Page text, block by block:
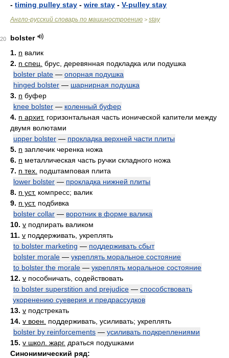
- timing pulley stay - wire stay - V-pulley stay
Англо-русский словарь по машиностроению > stay
20
bolster
1. n валик
2. n спец. брус, деревянная подкладка или подушка
bolster plate — опорная подушка
hinged bolster — шарнирная подушка
3. n буфер
knee bolster — коленный буфер
4. n архит. горизонтальная часть ионической капители между
двумя волютами
upper bolster — прокладка верхней части плиты
5. n заплечик черенка ножа
6. n металлическая часть ручки складного ножа
7. n тех. подштамповая плита
lower bolster — прокладка нижней плиты
8. n уст. компресс; валик
9. n уст. подбивка
bolster collar — воротник в форме валика
10. v подпирать валиком
11. v поддерживать, укреплять
to bolster marketing — поддерживать сбыт
bolster morale — укреплять моральное состояние
to bolster the morale — укреплять моральное состояние
12. v пособничать, содействовать
to bolster superstition and prejudice — способствовать
укоренению суеверия и предрассудков
13. v подстрекать
14. v воен.
поддерживать, усиливать; укреплять
bolster by reinforcements — усиливать подкреплениями
15. v школ. жарг. драться подушками
Синонимический ряд: